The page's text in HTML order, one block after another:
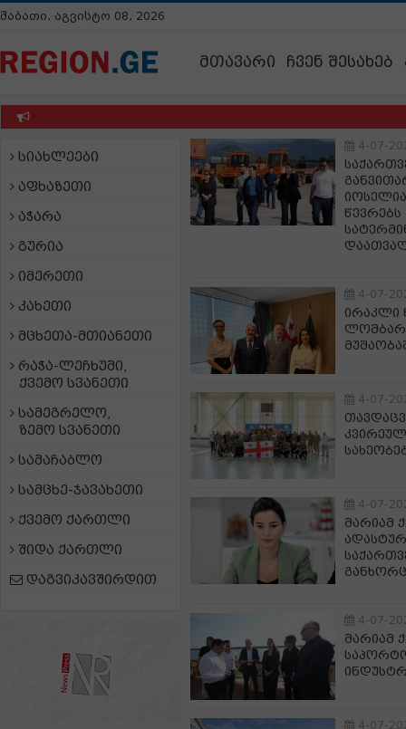
შაბათი, აგვისტო 08, 2026
მთავარი ჩვენ შესახებ
სიახლეები
აფხაზეთი
აჭარა
გურია
იმერეთი
კახეთი
მცხეთა-მთიანეთი
რაჭა-ლეჩხუმი,
ქვემო სვანეთი
სამეგრელო,
ზემო სვანეთი
სამაჩაბლო
სამცხე-ჯავახეთი
ქვემო ქართლი
შიდა ქართლი
დაგვიკავშირდით
4-07-
4-07-
ირაკლი
4-07-
4-07-
მარიამ
4-07-
მარიამ
4-07-